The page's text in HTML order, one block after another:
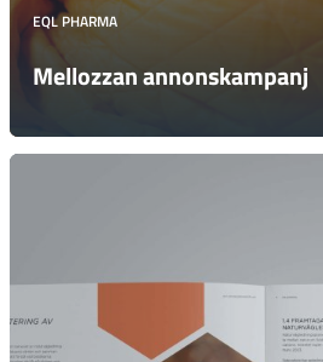
EQL PHARMA
Mellozzan annonskampanj